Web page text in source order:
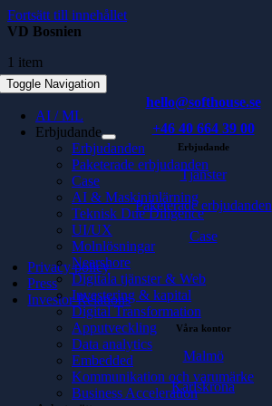
Fortsätt till innehållet
Toggle Navigation
AI / ML
Erbjudande
Erbjudanden
Paketerade erbjudanden
Case
AI & Maskininlärning
Teknisk Due Diligence
UI/UX
Molnlösningar
Nearshore
Digitala tjänster & Web
Investering & kapital
Digital Transformation
Apputveckling
Data analytics
Embedded
Kommunikation och varumärke
Business Acceleration
VD Bosnien
1 item
hello@softhouse.se
+46 40 664 39 00
Erbjudande
Tjänster
Paketerade erbjudanden
Case
Privacy policy
Press
Investor Relations
Våra kontor
Malmö
Karlskrona